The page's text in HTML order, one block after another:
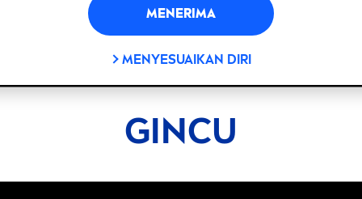
MENERIMA
MENYESUAIKAN DIRI
GINCU